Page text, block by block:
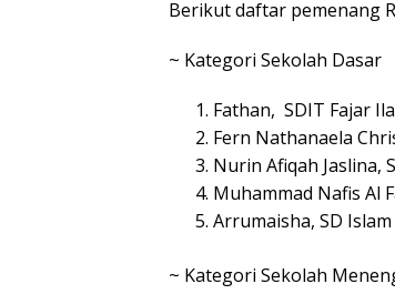
Berikut daftar pemenang
~ Kategori Sekolah Dasar
Fathan, SDIT Fajar
Fern Nathanaela
Nurin Afiqah Jaslina,
Muhammad Nafis Al
Arrumaisha, SD
~ Kategori Sekolah